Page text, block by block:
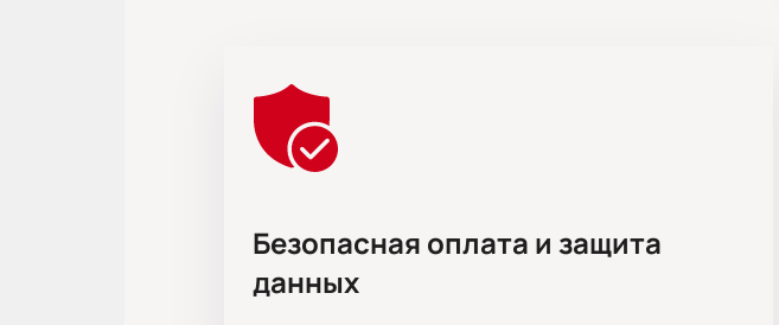
Актёрский состав:
Журид, Сергей Беляев, Ирина Пегова, Светлана Колпакова,
Хрипунов, Данил Стеклов, Кристина Бабушкина, Ольга
Волобуев, Константин Хабенский, Владислав Ветров,
Безопасная оплата и защита
данных